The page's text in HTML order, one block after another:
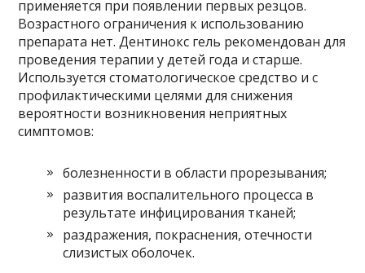
применяется при появлении первых резцов.
Возрастного ограничения к использованию
препарата нет. Дентинокс гель рекомендован для
проведения терапии у детей года и старше.
Используется стоматологическое средство и с
профилактическими целями для снижения
вероятности возникновения неприятных
симптомов:
болезненности в области прорезывания;
развития воспалительного процесса в
результате инфицирования тканей;
раздражения, покраснения, отечности
слизистых оболочек.